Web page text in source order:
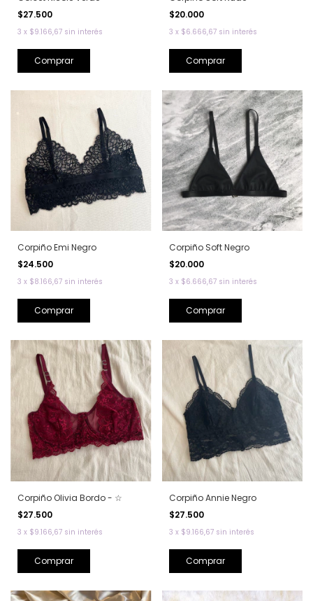
$27.500
3 x $9.166,67 sin interés
Comprar
$20.000
3 x $6.666,67 sin interés
Comprar
Corpiño Emi Negro
$24.500
3 x $8.166,67 sin interés
Comprar
Corpiño Soft Negro
$20.000
3 x $6.666,67 sin interés
Comprar
Corpiño Olivia Bordo - ☆
$27.500
3 x $9.166,67 sin interés
Comprar
Corpiño Annie Negro
$27.500
3 x $9.166,67 sin interés
Comprar